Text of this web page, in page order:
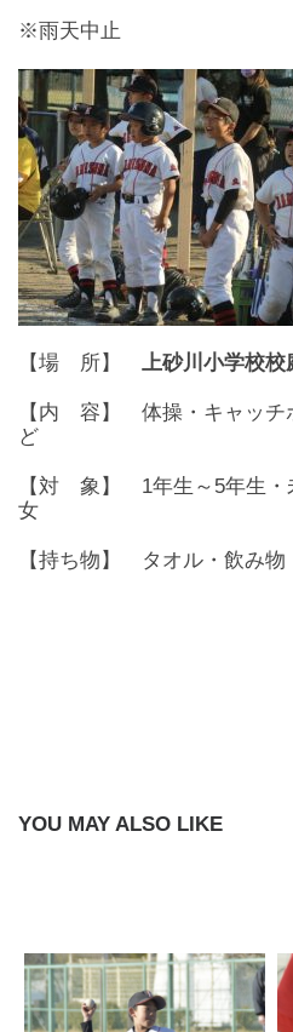
※雨天中止
【場 所】 上砂川小学校校
【内 容】 体操・キャッチ
ど
【対 象】 1年生～5年生・
女
【持ち物】 タオル・飲み物
YOU MAY ALSO LIKE